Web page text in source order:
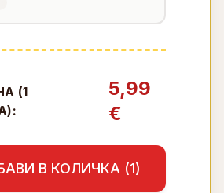
(1
5,99
€
В КОЛИЧКА (1)